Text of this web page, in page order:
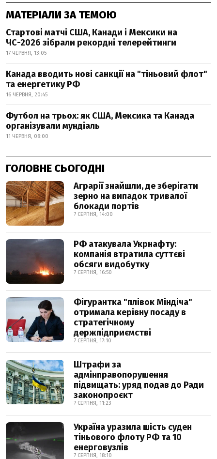
МАТЕРІАЛИ ЗА ТЕМОЮ
Стартові матчі США, Канади і Мексики на
ЧС-2026 зібрали рекордні телерейтинги
17 ЧЕРВНЯ, 13:05
Канада вводить нові санкції на "тіньовий флот"
та енергетику РФ
16 ЧЕРВНЯ, 20:45
Футбол на трьох: як США, Мексика та Канада
організували мундіаль
11 ЧЕРВНЯ, 08:00
ГОЛОВНЕ СЬОГОДНІ
Аграрії знайшли, де зберігати
зерно на випадок тривалої
блокади портів
7 СЕРПНЯ, 14:00
РФ атакувала Укрнафту:
компанія втратила суттєві
обсяги видобутку
7 СЕРПНЯ, 16:50
Фігурантка "плівок Міндіча"
отримала керівну посаду в
стратегічному
держпідприємстві
7 СЕРПНЯ, 17:10
Штрафи за
адмінправопорушення
підвищать: уряд подав до Ради
законопроєкт
7 СЕРПНЯ, 11:23
Україна уразила шість суден
тіньового флоту РФ та 10
енерговузлів
7 СЕРПНЯ, 18:10